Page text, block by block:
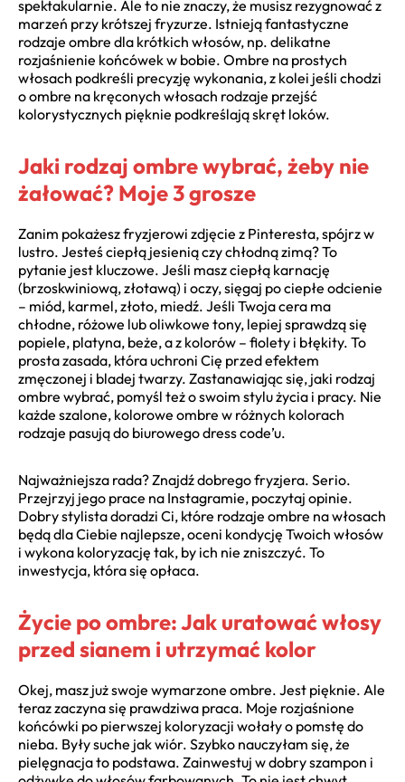
spektakularnie. Ale to nie znaczy, że musisz rezygnować z
marzeń przy krótszej fryzurze. Istnieją fantastyczne
rodzaje ombre dla krótkich włosów, np. delikatne
rozjaśnienie końcówek w bobie. Ombre na prostych
włosach podkreśli precyzję wykonania, z kolei jeśli chodzi
o ombre na kręconych włosach rodzaje przejść
kolorystycznych pięknie podkreślają skręt loków.
Jaki rodzaj ombre wybrać, żeby nie
żałować? Moje 3 grosze
Zanim pokażesz fryzjerowi zdjęcie z Pinteresta, spójrz w
lustro. Jesteś ciepłą jesienią czy chłodną zimą? To
pytanie jest kluczowe. Jeśli masz ciepłą karnację
(brzoskwiniową, złotawą) i oczy, sięgaj po ciepłe odcienie
– miód, karmel, złoto, miedź. Jeśli Twoja cera ma
chłodne, różowe lub oliwkowe tony, lepiej sprawdzą się
popiele, platyna, beże, a z kolorów – fiolety i błękity. To
prosta zasada, która uchroni Cię przed efektem
zmęczonej i bladej twarzy. Zastanawiając się, jaki rodzaj
ombre wybrać, pomyśl też o swoim stylu życia i pracy. Nie
każde szalone, kolorowe ombre w różnych kolorach
rodzaje pasują do biurowego dress code’u.
Najważniejsza rada? Znajdź dobrego fryzjera. Serio.
Przejrzyj jego prace na Instagramie, poczytaj opinie.
Dobry stylista doradzi Ci, które rodzaje ombre na włosach
będą dla Ciebie najlepsze, oceni kondycję Twoich włosów
i wykona koloryzację tak, by ich nie zniszczyć. To
inwestycja, która się opłaca.
Życie po ombre: Jak uratować włosy
przed sianem i utrzymać kolor
Okej, masz już swoje wymarzone ombre. Jest pięknie. Ale
teraz zaczyna się prawdziwa praca. Moje rozjaśnione
końcówki po pierwszej koloryzacji wołały o pomstę do
nieba. Były suche jak wiór. Szybko nauczyłam się, że
pielęgnacja to podstawa. Zainwestuj w dobry szampon i